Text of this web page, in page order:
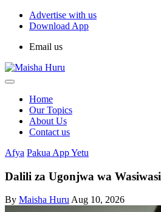
Advertise with us
Download App
Email us
Home
Our Topics
About Us
Contact us
Afya Pakua App Yetu
Dalili za Ugonjwa wa Wasiwasi
By Maisha HuruAug 10, 2026